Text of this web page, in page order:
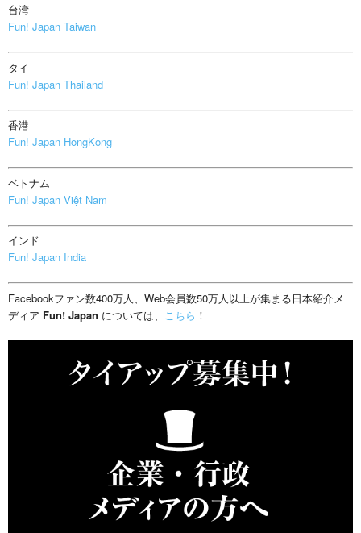
台湾
Fun! Japan Taiwan
タイ
Fun! Japan Thailand
香港
Fun! Japan HongKong
ベトナム
Fun! Japan Việt Nam
インド
Fun! Japan India
Facebookファン数400万人、Web会員数50万人以上が集まる日本紹介メ
ディア Fun! Japan については、 こちら ！